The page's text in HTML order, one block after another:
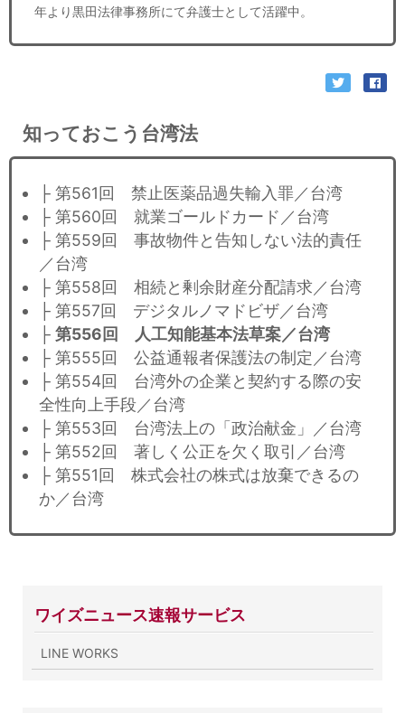
年より黒田法律事務所にて弁護士として活躍中。
知っておこう台湾法
├ 第561回 禁止医薬品過失輸入罪／台湾
├ 第560回 就業ゴールドカード／台湾
├ 第559回 事故物件と告知しない法的責任
／台湾
├ 第558回 相続と剰余財産分配請求／台湾
├ 第557回 デジタルノマドビザ／台湾
├ 第556回 人工知能基本法草案／台湾
├ 第555回 公益通報者保護法の制定／台湾
├ 第554回 台湾外の企業と契約する際の安
全性向上手段／台湾
├ 第553回 台湾法上の「政治献金」／台湾
├ 第552回 著しく公正を欠く取引／台湾
├ 第551回 株式会社の株式は放棄できるの
か／台湾
ワイズニュース速報サービス
LINE WORKS